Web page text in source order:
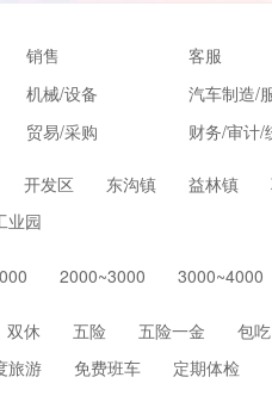
销售
客服
机械/设备
汽车制造/
贸易/采购
财务/审计/
环保
开发区 东沟镇 益林镇
业园
2000~3000 3000~4000
双休 五险 五险一金
包吃
旅游 免费班车 定期体检